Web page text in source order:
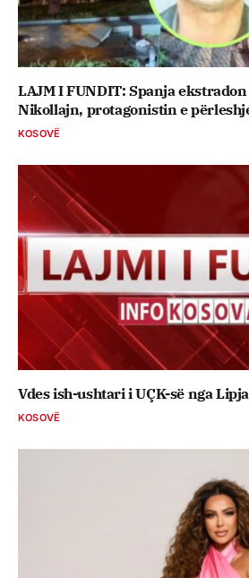
LAJM I FUNDIT: Spanja
Nikollajn, protagonistin e
KOSOVË
Vdes ish-ushtari i UÇK-së nga
KOSOVË